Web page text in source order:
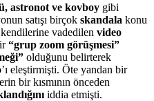
astronot ve kovboy gibi
satışı birçok skandala konu
vadedilen video
“grup zoom görüşmesi”
olduğunu belirterek
eleştirmişti. Öte yandan bir
bir kısmının önceden
iddia etmişti.